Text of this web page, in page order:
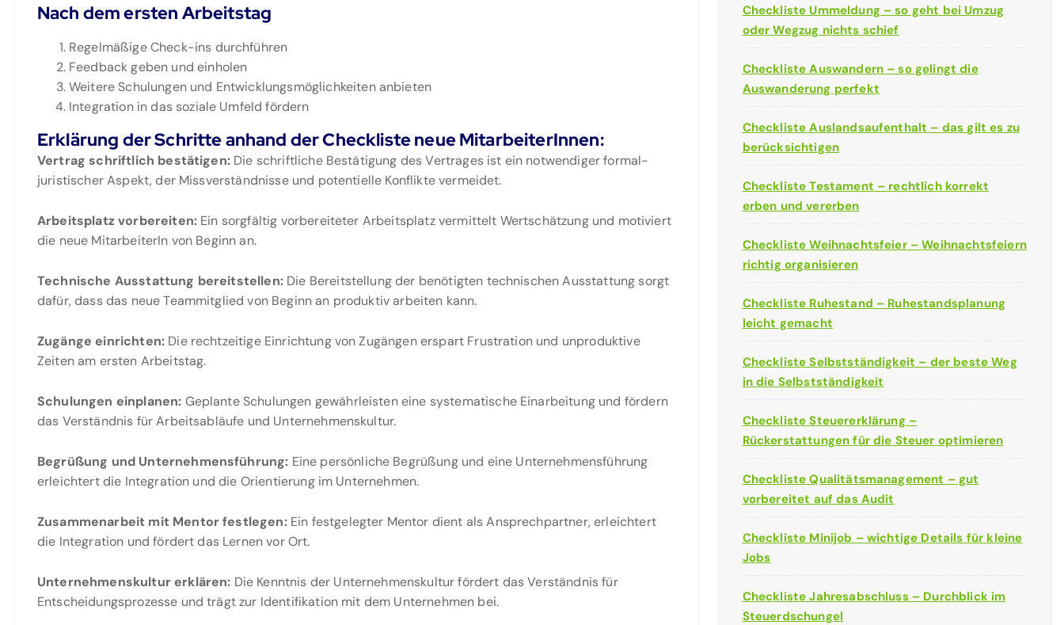
Nach dem ersten Arbeitstag
Regelmäßige Check-ins durchführen
Feedback geben und einholen
Weitere Schulungen und Entwicklungsmöglichkeiten anbieten
Integration in das soziale Umfeld fördern
Erklärung der Schritte anhand der Checkliste neue MitarbeiterInnen:
Vertrag schriftlich bestätigen:Die schriftliche Bestätigung des Vertrages ist ein notwendiger formal-
juristischer Aspekt, der Missverständnisse und potentielle Konflikte vermeidet.
Arbeitsplatz vorbereiten: Ein sorgfältig vorbereiteter Arbeitsplatz vermittelt Wertschätzung und motiviert
die neue MitarbeiterIn von Beginn an.
Technische Ausstattung bereitstellen:Die Bereitstellung der benötigten technischen Ausstattung sorgt
dafür, dass das neue Teammitglied von Beginn an produktiv arbeiten kann.
Zugänge einrichten: Die rechtzeitige Einrichtung von Zugängen erspart Frustration und unproduktive
Zeiten am ersten Arbeitstag.
Schulungen einplanen: Geplante Schulungen gewährleisten eine systematische Einarbeitung und fördern
das Verständnis für Arbeitsabläufe und Unternehmenskultur.
Begrüßung und Unternehmensführung: Eine persönliche Begrüßung und eine Unternehmensführung
erleichtert die Integration und die Orientierung im Unternehmen.
Zusammenarbeit mit Mentor festlegen:Ein festgelegter Mentor dient als Ansprechpartner, erleichtert
die Integration und fördert das Lernen vor Ort.
Unternehmenskultur erklären: Die Kenntnis der Unternehmenskultur fördert das Verständnis für
Entscheidungsprozesse und trägt zur Identifikation mit dem Unternehmen bei.
Checkliste Ummeldung – so geht bei Umzug
oder Wegzug nichts schief
Checkliste Auswandern – so gelingt die
Auswanderung perfekt
Checkliste Auslandsaufenthalt – das gilt es zu
berücksichtigen
Checkliste Testament – rechtlich korrekt
erben und vererben
Checkliste Weihnachtsfeier – Weihnachtsfeiern
richtig organisieren
Checkliste Ruhestand – Ruhestandsplanung
leicht gemacht
Checkliste Selbstständigkeit – der beste Weg
in die Selbstständigkeit
Checkliste Steuererklärung –
Rückerstattungen für die Steuer optimieren
Checkliste Qualitätsmanagement – gut
vorbereitet auf das Audit
Checkliste Minijob – wichtige Details für kleine
Jobs
Checkliste Jahresabschluss – Durchblick im
Steuerdschungel